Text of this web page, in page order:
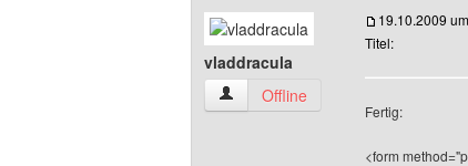
vladdracula
vladdracula Benutzer-Profile
Offline
19.10.2009
Titel:
Fertig:
<form